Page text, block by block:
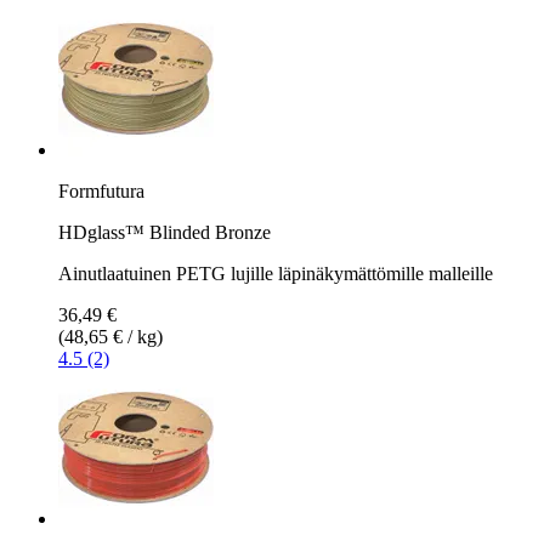
Formfutura
HDglass™ Blinded Bronze
Ainutlaatuinen PETG lujille läpinäkymättömille malleille
36,49 €
(48,65 € / kg)
4.5 (2)